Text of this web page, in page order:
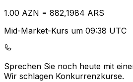
1.00 AZN = 882,1984 ARS
Mid-Market-Kurs um 09:38 UTC
Sprechen Sie noch heute mit
Wir schlagen Konkurrenzkurse.